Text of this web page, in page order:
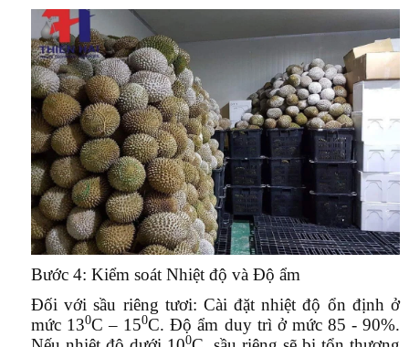
Bước 4: Kiểm soát Nhiệt độ và Độ ẩm
Đối với sầu riêng tươi: Cài đặt nhiệt độ ổn định ở
mức 130C – 150C. Độ ẩm duy trì ở mức 85 - 90%.
0